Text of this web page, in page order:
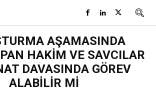
AŞAMASINDA
HAKİM VE SAVCILAR
DAVASINDA GÖREV
ALABİLİR Mİ